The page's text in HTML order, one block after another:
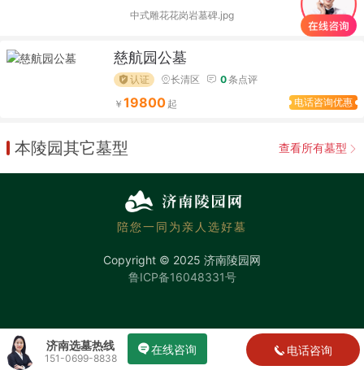
中式雕花花岗岩墓碑.jpg
慈航园公墓
认证 长清区 0条点评
19800 电话咨询优惠
本陵园其它墓型 查看所有墓型
济南选墓热线
151-0699-8838
在线咨询 电话咨询
陪您一同为亲人选好墓
Copyright © 2025 济南陵园网
鲁ICP备16048331号